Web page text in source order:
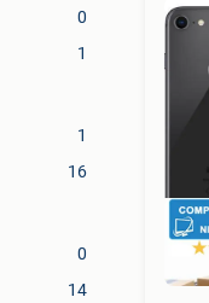
0
1
1
16
0
14